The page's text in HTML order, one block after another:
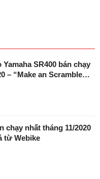
SR400 bán chạy
– “Make an Scramble…
chạy nhất tháng 11/2020
từ Webike